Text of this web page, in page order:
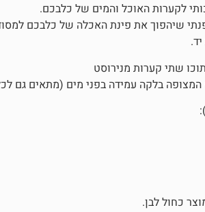
לקערות האוכל והמים של כלבכם.
שיהפוך את פינת האכלה של כלבכם
שתי קערות מנירוסט
המצופה בלקה עמידה בפני מים (מתאים גם
כחול לבן.